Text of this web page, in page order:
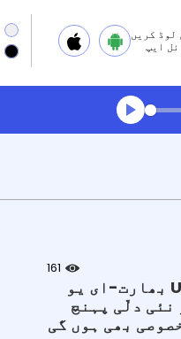
لوڈ کریں
ایپ
161
یوروپی کمیشن کی صدر Ursula von der Leyen بھارت-ای یو
نئی دلّی پہنچ
بھی ہوں گی